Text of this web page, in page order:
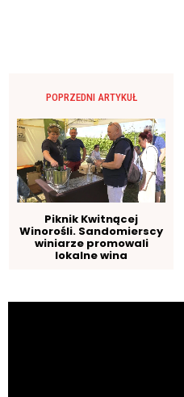
POPRZEDNI ARTYKUŁ
Piknik Kwitnącej
Winorośli. Sandomierscy
winiarze promowali
lokalne wina